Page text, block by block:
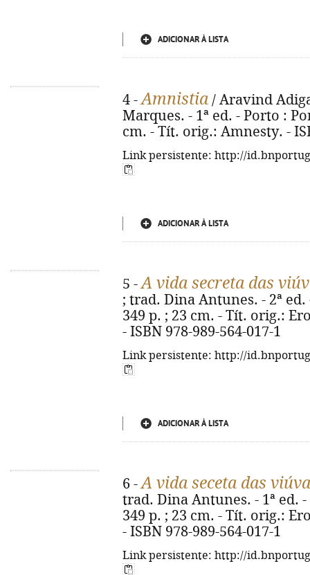
ADICIONAR À LISTA
4 -Amnistia / Aravind
Marques. - 1ª ed. - Porto :
cm. - Tít. orig.: Amnesty. -
Link persistente: http://
ADICIONAR À LISTA
5 -A vida secreta das
; trad. Dina Antunes. - 2ª
349 p. ; 23 cm. - Tít. orig.:
- ISBN 978-989-564-017-1
Link persistente: http://
ADICIONAR À LISTA
6 -A vida seceta das
trad. Dina Antunes. - 1ª ed.
349 p. ; 23 cm. - Tít. orig.:
- ISBN 978-989-564-017-1
Link persistente: http://